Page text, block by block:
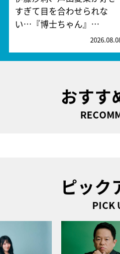
すぎて目を合わせられな
い…『博士ちゃん』…
おすす
ピック
PICK